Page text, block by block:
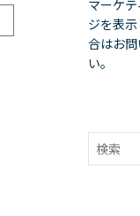
マーケ
ジを表
合はお
い。